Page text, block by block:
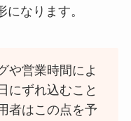
なります。
や営業時間によ
にずれ込むこと
者はこの点を予